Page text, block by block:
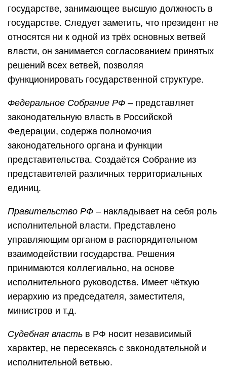
государстве, занимающее высшую должность в
государстве. Следует заметить, что президент не
относятся ни к одной из трёх основных ветвей
власти, он занимается согласованием принятых
решений всех ветвей, позволяя
функционировать государственной структуре.
Федеральное Собрание РФ – представляет
законодательную власть в Российской
Федерации, содержа полномочия
законодательного органа и функции
представительства. Создаётся Собрание из
представителей различных территориальных
единиц.
Правительство РФ – накладывает на себя роль
исполнительной власти. Представлено
управляющим органом в распорядительном
взаимодействии государства. Решения
принимаются коллегиально, на основе
исполнительного руководства. Имеет чёткую
иерархию из председателя, заместителя,
министров и т.д.
Судебная власть в РФ носит независимый
характер, не пересекаясь с законодательной и
исполнительной ветвью.